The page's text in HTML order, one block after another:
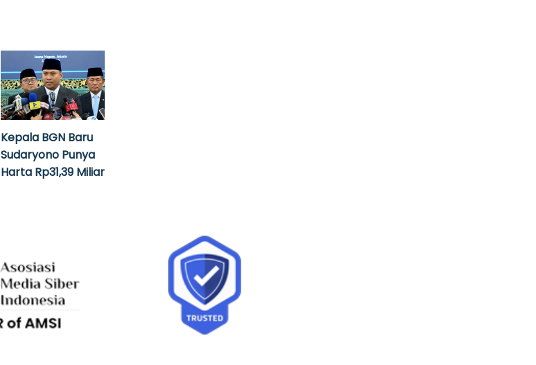
Kepala BGN Baru
Sudaryono Punya
Harta Rp31,39 Miliar